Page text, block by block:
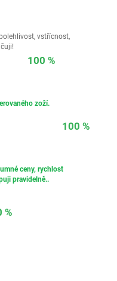
vstřícnost,
100 %
zoží.
100 %
ceny, rychlost
pravidelně..
%